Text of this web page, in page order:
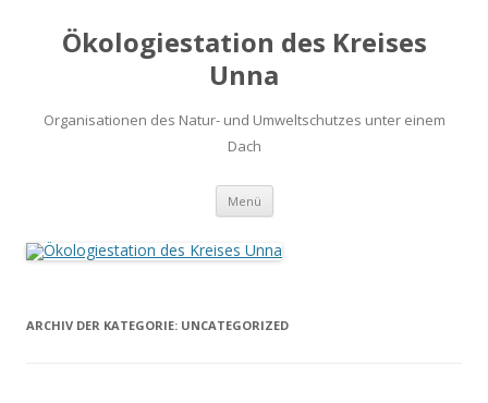
Ökologiestation des Kreises
Unna
Organisationen des Natur- und Umweltschutzes unter einem
Dach
Menü Zum
springen
ARCHIV DER KATEGORIE: UNCATEGORIZED